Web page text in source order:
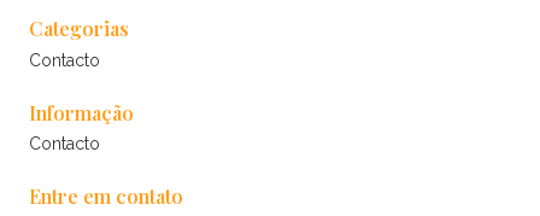
Categorias
Contacto
Informação
Contacto
Entre em contato